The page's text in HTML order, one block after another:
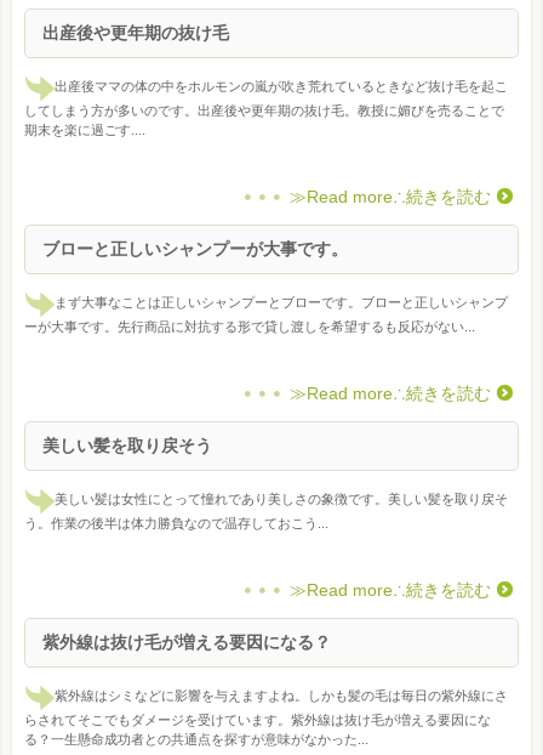
出産後や更年期の抜け毛
出産後ママの体の中をホルモンの嵐が吹き荒れているときなど抜け毛を起こ
してしまう方が多いのです。出産後や更年期の抜け毛。教授に媚びを売ることで
期末を楽に過ごす....
≫Read more∴続きを読む
ブローと正しいシャンプーが大事です。
まず大事なことは正しいシャンプーとブローです。ブローと正しいシャンプ
ーが大事です。先行商品に対抗する形で貸し渡しを希望するも反応がない...
≫Read more∴続きを読む
美しい髪を取り戻そう
美しい髪は女性にとって憧れであり美しさの象徴です。美しい髪を取り戻そ
う。作業の後半は体力勝負なので温存しておこう...
≫Read more∴続きを読む
紫外線は抜け毛が増える要因になる？
紫外線はシミなどに影響を与えますよね。しかも髪の毛は毎日の紫外線にさ
らされてそこでもダメージを受けています。紫外線は抜け毛が増える要因にな
る？一生懸命成功者との共通点を探すが意味がなかった...